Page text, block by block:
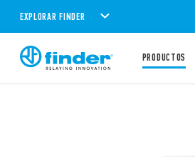
EXPLORAR FINDER
PRODUCTOS